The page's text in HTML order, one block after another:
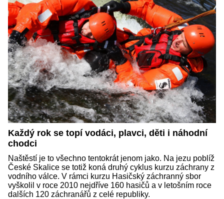
Každý rok se topí vodáci, plavci, děti i náhodní
chodci
Naštěstí je to všechno tentokrát jenom jako. Na jezu poblíž
České Skalice se totiž koná druhý cyklus kurzu záchrany z
vodního válce. V rámci kurzu Hasičský záchranný sbor
vyškolil v roce 2010 nejdříve 160 hasičů a v letošním roce
dalších 120 záchranářů z celé republiky.